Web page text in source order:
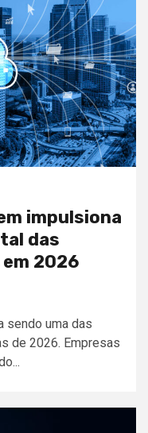
impulsiona
das
2026
sendo uma das
de 2026. Empresas